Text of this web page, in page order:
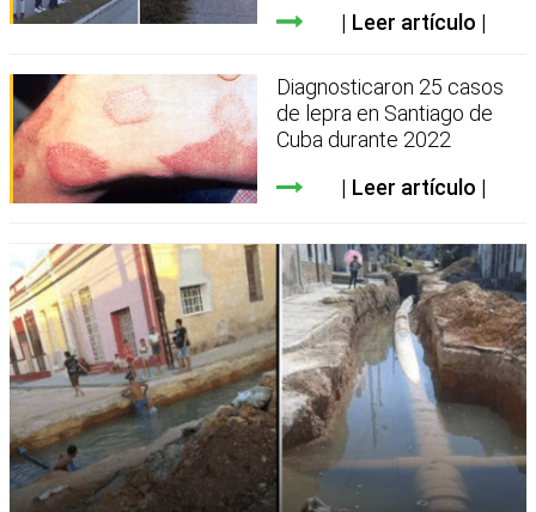
Leer artículo
Diagnosticaron 25 casos
de lepra en Santiago de
Cuba durante 2022
Leer artículo